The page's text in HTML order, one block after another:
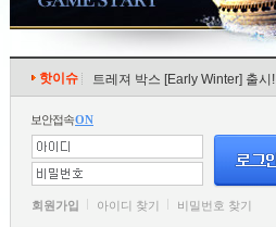
핫이슈 트레져 박스 [Early Winter] 출시!
보안접속ON
회원가입 아이디 찾기 비밀번호 찾기